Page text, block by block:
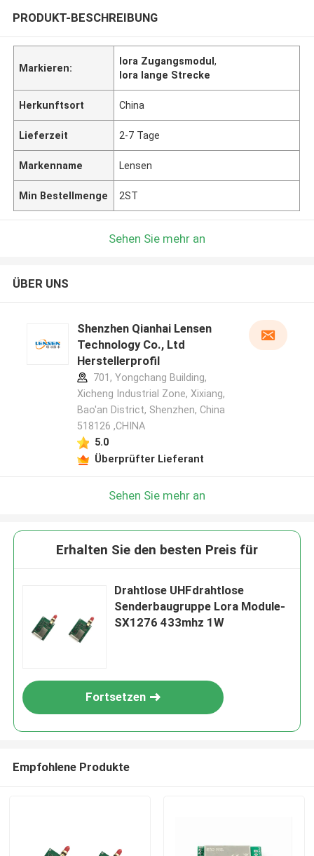
PRODUKT-BESCHREIBUNG
Markieren:
lora Zugangsmodul,
lora lange Strecke
Herkunftsort China
Lieferzeit 2-7 Tage
Markenname Lensen
Min Bestellmenge 2ST
Sehen Sie mehr an
ÜBER UNS
Shenzhen Qianhai Lensen
Technology Co., Ltd
Herstellerprofil
701, Yongchang Building,
Xicheng Industrial Zone, Xixiang,
Bao'an District, Shenzhen, China
518126 ,CHINA
5.0
Überprüfter Lieferant
Sehen Sie mehr an
Erhalten Sie den besten Preis für
Drahtlose UHFdrahtlose
Senderbaugruppe Lora Module-
SX1276 433mhz 1W
Fortsetzen
Empfohlene Produkte